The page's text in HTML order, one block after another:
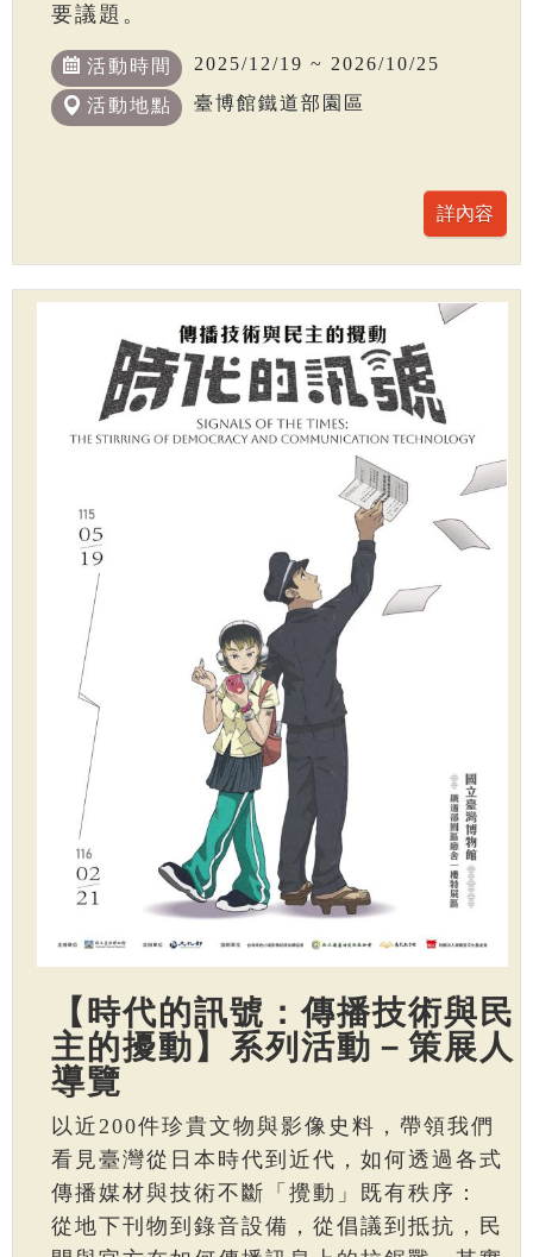
要議題。
活動時間 2025/12/19 ~ 2026/10/25
活動地點 臺博館鐵道部園區
【時代的訊號：傳播技術與民
主的擾動】系列活動－策展人
導覽
以近200件珍貴文物與影像史料，帶領我們
看見臺灣從日本時代到近代，如何透過各式
傳播媒材與技術不斷「攪動」既有秩序：
從地下刊物到錄音設備，從倡議到抵抗，民